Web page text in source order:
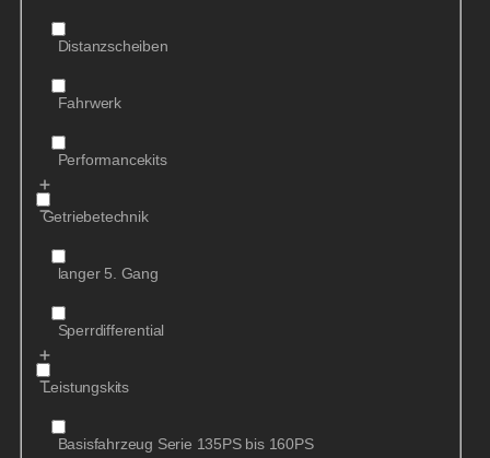
Distanzscheiben
Fahrwerk
Performancekits
Getriebetechnik
langer 5. Gang
Sperrdifferential
Leistungskits
Basisfahrzeug Serie 135PS bis 160PS